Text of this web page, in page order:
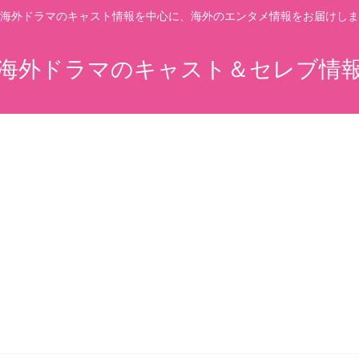
外ドラマのキャスト情報を中心に、海外のエンタメ情報をお届けし
外ドラマのキャスト＆セレブ情